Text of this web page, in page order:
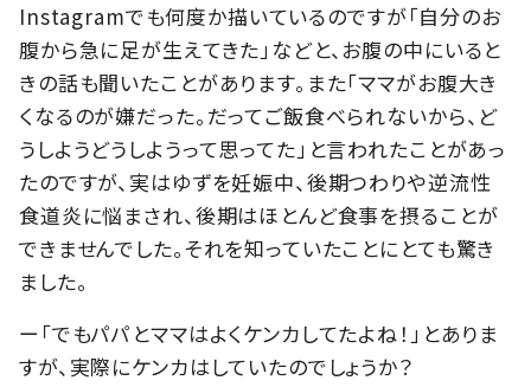
Instagramでも何度か描いているのですが「自分のお
腹から急に足が生えてきた」などと、お腹の中にいると
きの話も聞いたことがあります。また「ママがお腹大き
くなるのが嫌だった。だってご飯食べられないから、ど
うしようどうしようって思ってた」と言われたことがあっ
たのですが、実はゆずを妊娠中、後期つわりや逆流性
食道炎に悩まされ、後期はほとんど食事を摂ることが
できませんでした。それを知っていたことにとても驚き
ました。
ー「でもパパとママはよくケンカしてたよね！」とありま
すが、実際にケンカはしていたのでしょうか？